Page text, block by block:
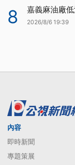
8 嘉義麻油廠
2026/8/6 19:39
內容
即時新聞
專題策展